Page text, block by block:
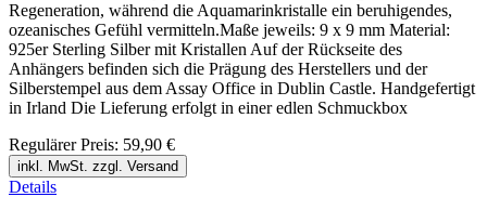
Regeneration, während die Aquamarinkristalle ein beruhigendes,
ozeanisches Gefühl vermitteln.Maße jeweils: 9 x 9 mm Material:
925er Sterling Silber mit Kristallen Auf der Rückseite des
Anhängers befinden sich die Prägung des Herstellers und der
Silberstempel aus dem Assay Office in Dublin Castle. Handgefertigt
in Irland Die Lieferung erfolgt in einer edlen Schmuckbox
Regulärer Preis: 59,90 €
inkl. MwSt. zzgl. Versand
Details